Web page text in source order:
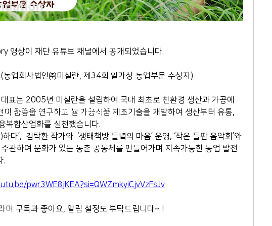
영상이 재단 유튜브 채널에서 공개되었습니다.
업회사법인㈜미실란, 제34회 일가상 농업부문 수상자)
표는 2005년 미실란을 설립하여 국내 최초로 친환경 생산과 가공에
미 품종을 연구하고 쌀 가공식품 제조기술을 개발하여 생산부터 유통,
복합산업화를 실천했습니다.
다’,  김탁환 작가와  ‘생태책방 들녘의 마음’ 운영, ‘작은 들판 음악회’와
주관하여 문화가 있는 농촌 공동체를 만들어가며 지속가능한 농업 발전
.
pwr3WE8jKEA?si=QWZmkyiCjvVzFsJv
며 구독과 좋아요, 알림 설정도 부탁드립니다~ !
ALL RIGHTS RESERVED